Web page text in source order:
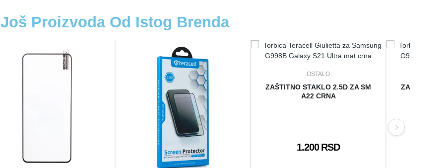
Još Proizvoda Od Istog Brenda
OSTALO
ZAŠTITNO STAKLO 2.5D ZA SM
A22 CRNA
1.200 RSD
ZAŠTITNO